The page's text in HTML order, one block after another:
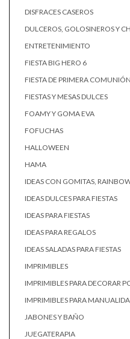
DISFRACES CASEROS
DULCEROS, GOLOSINEROS Y
ENTRETENIMIENTO
FIESTA BIG HERO 6
FIESTA DE PRIMERA COMUNIÓN
FIESTAS Y MESAS DULCES
FOAMY Y GOMA EVA
FOFUCHAS
HALLOWEEN
HAMA
IDEAS CON GOMITAS,
IDEAS DULCES PARA FIESTAS
IDEAS PARA FIESTAS
IDEAS PARA REGALOS
IDEAS SALADAS PARA FIESTAS
IMPRIMIBLES
IMPRIMIBLES PARA DECORAR
IMPRIMIBLES PARA
JABONES Y BAÑO
JUEGATERAPIA